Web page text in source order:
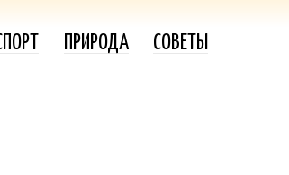
ПРИРОДА СОВЕТЫ